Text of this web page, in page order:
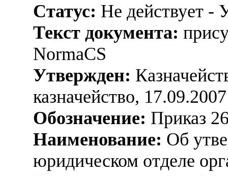
Статус: Не действует -
Текст документа:
NormaCS
Утвержден:
казначейство, 17.09.2007
Обозначение: Приказ
Наименование: Об
юридическом отделе